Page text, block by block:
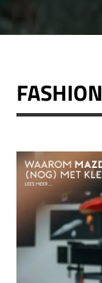
FASHION